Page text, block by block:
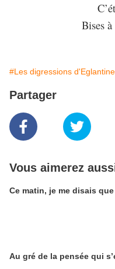
Bises
#Les digressions d'Eglantine
Partager
Vous aimerez
Ce matin, je me disais
Au gré de la pensée qui